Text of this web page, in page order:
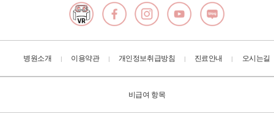
병원소개 | 이용약관 | 개인정보취급방침 | 진료안내 | 오시는길
비급여 항목